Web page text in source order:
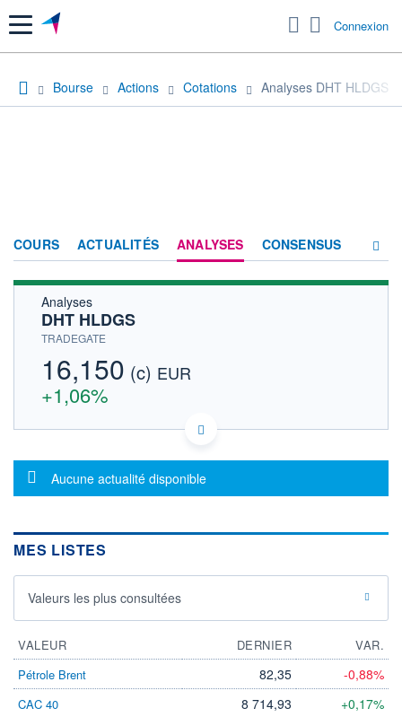
Menu Connexion
Bourse Actions Cotations Analyses DHT HLDGS
COURS ACTUALITÉS ANALYSES CONSENSUS
Analyses
DHT HLDGS
TRADEGATE
16,150 (c) EUR
+1,06%
MHY2065G1219 D8EN
Politique d'exécution
Cotation sur les autres places
OUVERTURE
0,000
CLÔTURE VEILLE
+ HAUT
16,100
+ BAS
15,790
Message d'information
Aucune actualité disponible
MES LISTES
Valeurs les plus consultées
VALEUR DERNIER
VAR.
Pétrole Brent
82,35 -0,88%
CAC 40 8 714,93 +0,17%